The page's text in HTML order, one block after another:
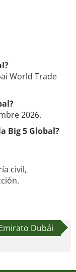
World Trade
2026.
Big 5 Global?
civil,
Dubái